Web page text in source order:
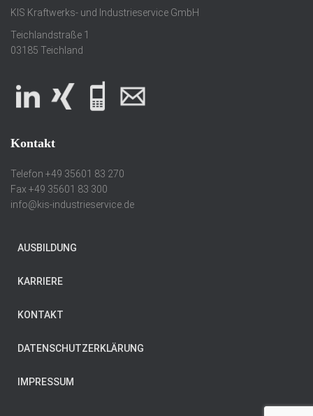
KIS Kraftwerks- und Industrieservice GmbH
Teichlandstraße 1
03185 Teichland
Kontakt
Telefon +49 35601 83 270
Fax +49 35601 83 300
info@kis-industrieservice.de
AUSBILDUNG
KARRIERE
KONTAKT
DATENSCHUTZERKLÄRUNG
IMPRESSUM